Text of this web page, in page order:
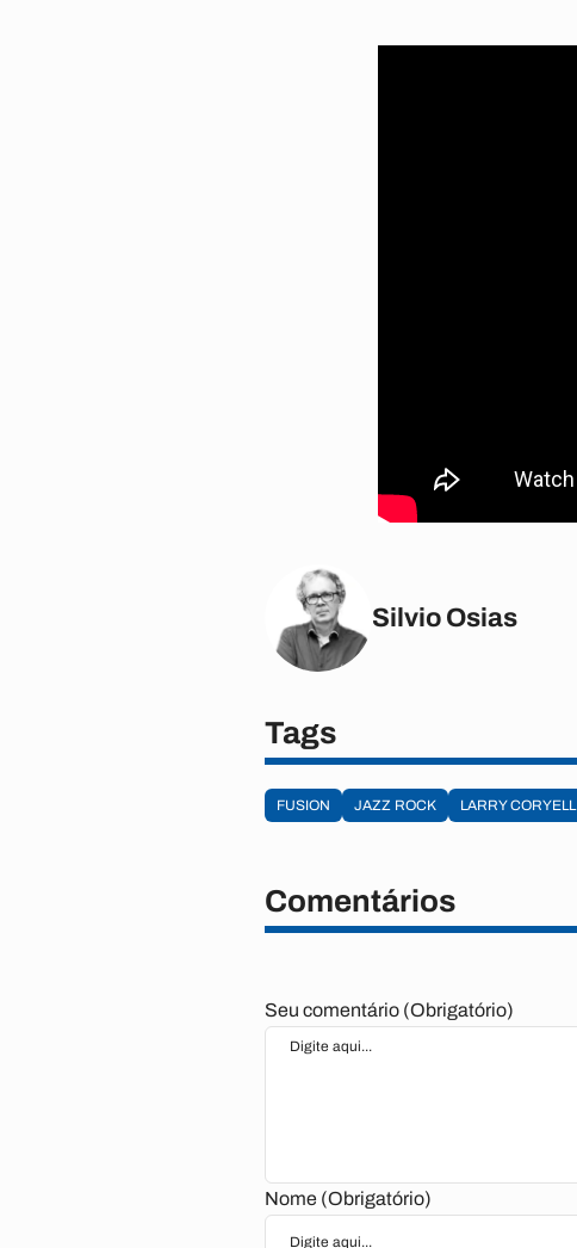
Silvio Osias
Tags
FUSION JAZZ ROCK LARRY CORYELL
Comentários
Seu comentário (Obrigatório)
Nome (Obrigatório)